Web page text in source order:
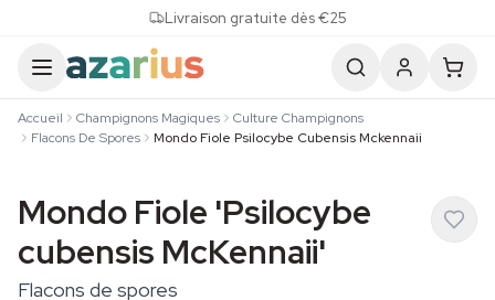
Livraison gratuite dès €25
Accueil Champignons Magiques
Culture Champignons
Flacons De Spores
Mondo Fiole Psilocybe Cubensis Mckennaii
Mondo Fiole 'Psilocybe
cubensis McKennaii'
Flacons de spores